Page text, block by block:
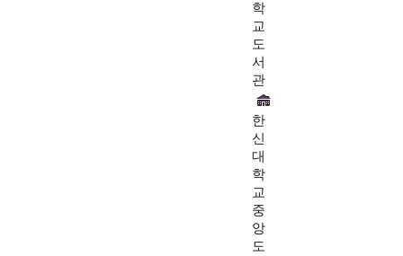
학
교
도
서
관
한
신
대
학
교
중
앙
도